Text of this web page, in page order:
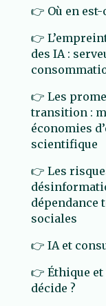
👉 Où en
👉
des IA :
👉 Les
transition :
économies
scientifique
👉 Les
dépendance
sociales
👉 IA et
👉 Éthique et
décide ?